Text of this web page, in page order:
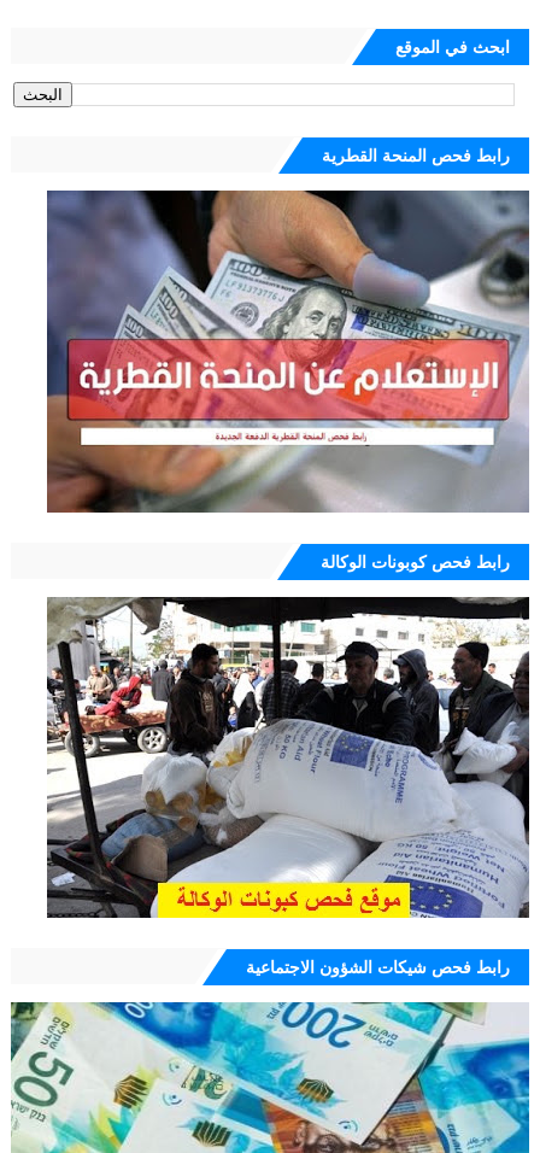
ابحث في الموقع
رابط فحص المنحة القطرية
رابط فحص كوبونات الوكالة
رابط فحص شيكات الشؤون الاجتماعية